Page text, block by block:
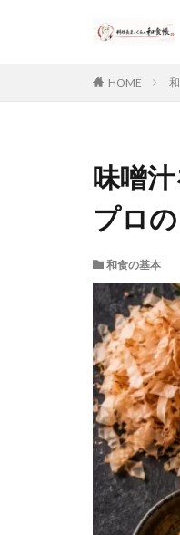
HOME
味噌
プロ
和食の基本